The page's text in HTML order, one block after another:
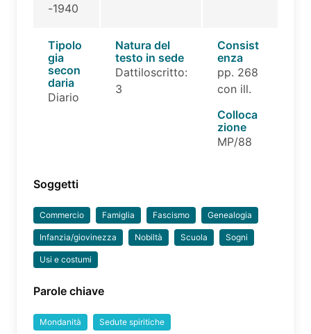
-1940
Tipolo
gia
secon
daria
Diario
Natura del
testo in sede
Dattiloscritto:
3
Consist
enza
pp. 268
con ill.
Colloca
zione
MP/88
Soggetti
Commercio Famiglia Fascismo Genealogia
Infanzia/giovinezza Nobiltà Scuola Sogni
Usi e costumi
Parole chiave
Mondanità Sedute spiritiche